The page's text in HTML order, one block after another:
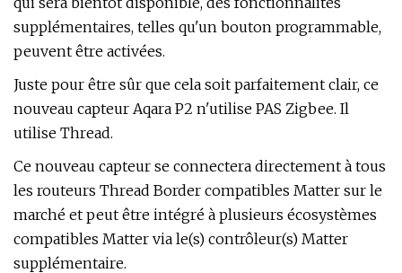
supplémentaires, telles qu'un bouton programmable,
peuvent être activées.
Juste pour être sûr que cela soit parfaitement clair, ce
nouveau capteur Aqara P2 n'utilise PAS Zigbee. Il
utilise Thread.
Ce nouveau capteur se connectera directement à tous
les routeurs Thread Border compatibles Matter sur le
marché et peut être intégré à plusieurs écosystèmes
compatibles Matter via le(s) contrôleur(s) Matter
supplémentaire.